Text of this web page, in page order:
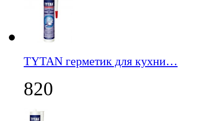
TYTAN герметик для кухни…
820